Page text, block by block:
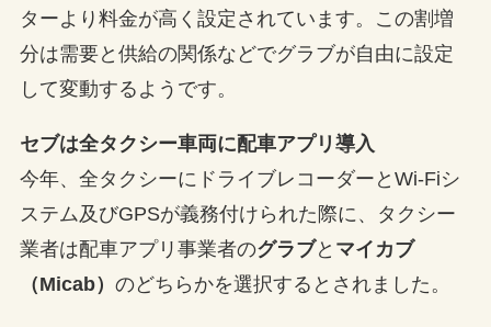
ターより料金が高く設定されています。この割増
分は需要と供給の関係などでグラブが自由に設定
して変動するようです。
セブは全タクシー車両に配車アプリ導入
今年、全タクシーにドライブレコーダーとWi-Fiシ
ステム及びGPSが義務付けられた際に、タクシー
業者は配車アプリ事業者のグラブと マイカブ
（Micab） のどちらかを選択するとされました。